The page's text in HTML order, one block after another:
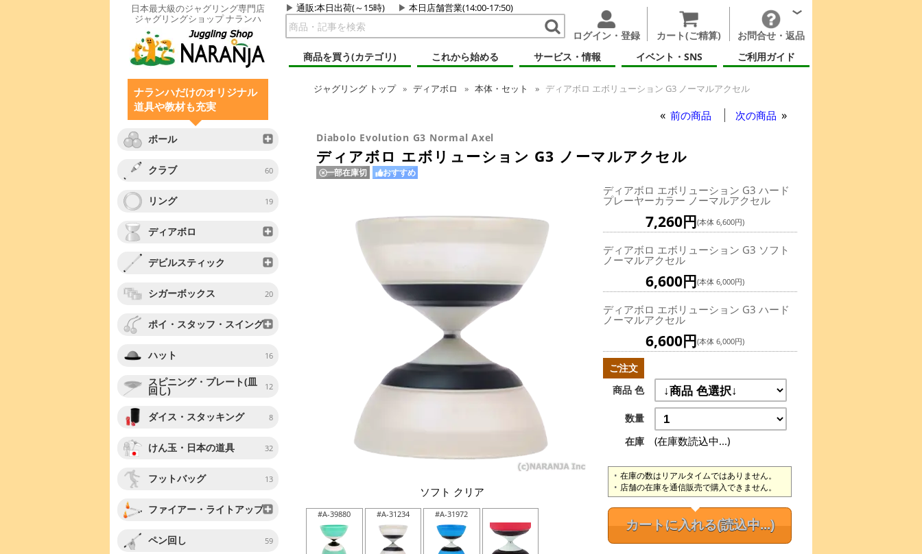
日本最大級のジャグリング専門店
ジャグリングショップ ナランハ
通販:本日出荷(～15時) 本日店舗営業(14:00-17:50)
ログイン・登録 カート(ご精算)
お問合せ・返品
商品を買う(カテゴリ)
これから始める サービス・情報 イベント・SNS ご利用ガイド
ナランハだけのオリジナル
道具や教材も充実
ボール
クラブ 60
リング 19
ディアボロ
デビルスティック
シガーボックス 20
ポイ・スタッフ・スイング
ハット 16
スピニング・プレート(皿
回し) 12
ダイス・スタッキング 8
けん玉・日本の道具 32
フットバッグ 13
ファイアー・ライトアップ
ペン回し 59
ジャグリング トップ ディアボロ 本体・セット ディアボロ エボリューション G3 ノーマルアクセル
前の商品 次の商品
Diabolo Evolution G3 Normal Axel
ディアボロ エボリューション G3 ノーマルアクセル
一部在庫切 おすすめ
ソフト クリア
#A-39880 #A-31234 #A-31972
ディアボロ エボリューション G3 ハード
プレーヤーカラー ノーマルアクセル
7,260円(本体 6,600円)
ディアボロ エボリューション G3 ソフト
ノーマルアクセル
6,600円(本体 6,000円)
ディアボロ エボリューション G3 ハード
ノーマルアクセル
6,600円(本体 6,000円)
ご注文
商品 色
数量
在庫
(在庫数読込中...)
在庫の数はリアルタイムではありません。
店舗の在庫を通信販売で購入できません。
カートに入れる(読込中...)